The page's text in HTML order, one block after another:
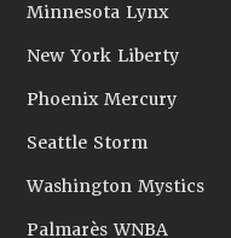
Minnesota Lynx
New York Liberty
Phoenix Mercury
Seattle Storm
Washington Mystics
Palmarès WNBA